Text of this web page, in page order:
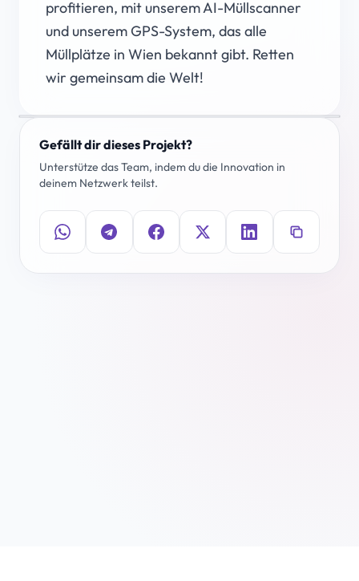
profitieren, mit unserem AI-Müllscanner
und unserem GPS-System, das alle
Müllplätze in Wien bekannt gibt. Retten
wir gemeinsam die Welt!
Gefällt dir dieses Projekt?
Unterstütze das Team, indem du die Innovation in
deinem Netzwerk teilst.